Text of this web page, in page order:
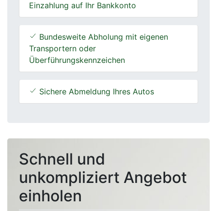
Einzahlung auf Ihr Bankkonto
Bundesweite Abholung mit eigenen
Transportern oder
Überführungskennzeichen
Sichere Abmeldung Ihres Autos
Schnell und
unkompliziert Angebot
einholen